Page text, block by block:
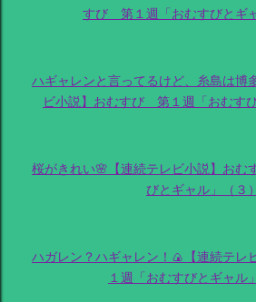
すび 第１週「おむすびとギ
ハギャレンと言ってるけど、糸島は博
ビ小説】おむすび 第１週「おむす
桜がきれい🌸【連続テレビ小説】お
びとギャル」（３）
ハガレン？ハギャレン！🍙【連続テ
１週「おむすびとギャル